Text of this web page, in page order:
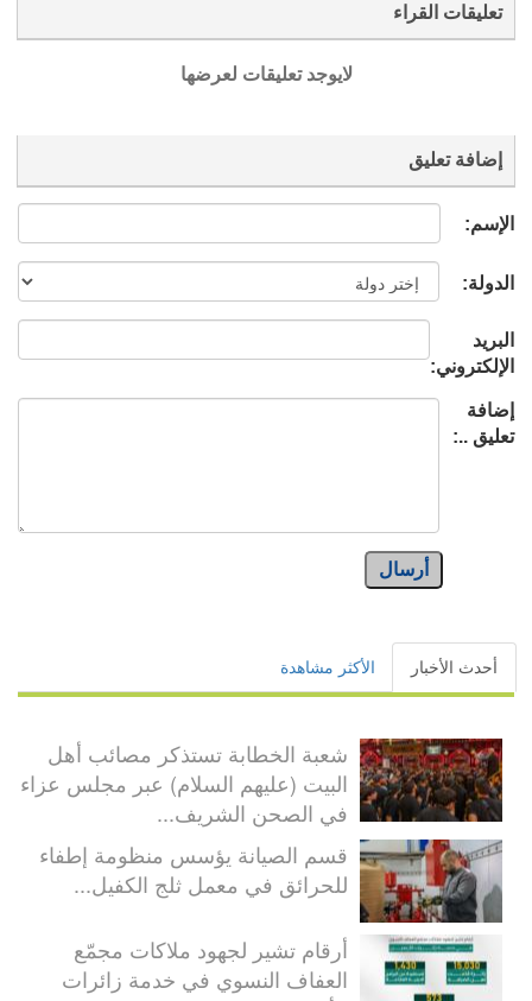
تعليقات القراء
لايوجد تعليقات لعرضها
إضافة تعليق
الإسم:
الدولة:
البريد
الإلكتروني:
إضافة
تعليق ..:
أرسال
أحدث الأخبار الأكثر مشاهدة
شعبة الخطابة تستذكر مصائب أهل
البيت (عليهم السلام) عبر مجلس عزاء
في الصحن الشريف...
قسم الصيانة يؤسس منظومة إطفاء
للحرائق في معمل ثلج الكفيل...
أرقام تشير لجهود ملاكات مجمّع
العفاف النسوي في خدمة زائرات